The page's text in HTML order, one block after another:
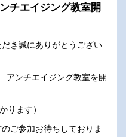
チエイジング教室開
き誠にありがとうござい
ンチエイジング教室を開
ります）
ご参加お待ちしておりま